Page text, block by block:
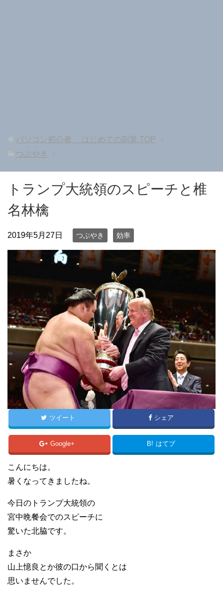
パソコン初心者 はじめての副業 TOP
つぶやき
トランプ大統領のスピーチと椎
名林檎
2019年5月27日 つぶやき 効率
ツイート シェア
Google+ B! はてブ
こんにちは。
暑くなってきましたね。
今日のトランプ大統領の
宮中晩餐会でのスピーチに
驚いた北脇です。
まさか
山上憶良とか彼の口から聞くとは
思いませんでした。